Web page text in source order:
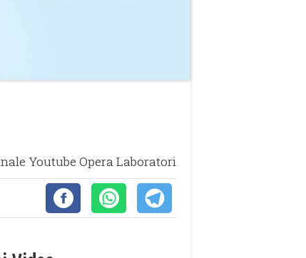
Youtube Opera Laboratori